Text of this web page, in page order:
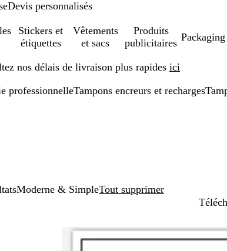
Devis personnalisés
Stickers et
étiquettes
Vêtements
et sacs
Produits
publicitaires
Packaging
nos délais de livraison plus rapides ici
professionnelleTampons encreurs et recharges
Moderne & SimpleTout supprimer